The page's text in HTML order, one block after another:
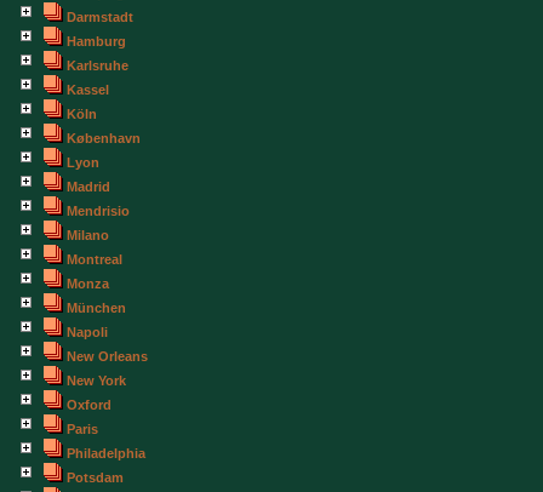
Darmstadt
Hamburg
Karlsruhe
Kassel
Köln
København
Lyon
Madrid
Mendrisio
Milano
Montreal
Monza
München
Napoli
New Orleans
New York
Oxford
Paris
Philadelphia
Potsdam